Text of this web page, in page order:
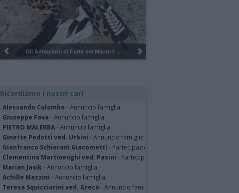
Pulizia del bosco del Rugareto a ...
Ricordiamo i nostri cari
Alessando Colombo - Annuncio famiglia
Giuseppe Fava - Annuncio famiglia
PIETRO MALERBA- Annuncio famiglia
Ginette Pedotti ved. Urbini - Annuncio famiglia
Gianfranco Schieroni Giacometti - Partecipazione
Clementina Martinenghi ved. Pasini - Partecipazione
Marian Jasik - Annuncio famiglia
Achille Mazzini - Annuncio famiglia
Teresa Squicciarini ved. Greco - Annuncio famiglia